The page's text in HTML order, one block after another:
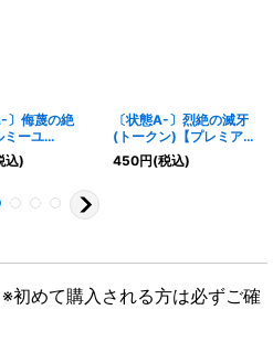
〕侮蔑の絶
ミーユ
【LG】
《ドラゴ
込)
〔状態A-〕烈絶の滅牙
(トークン)【プレミア
ム】{BP15-PR13}《ド
ラゴン》
450円(税込)
※初めて購入される方は必ずご確